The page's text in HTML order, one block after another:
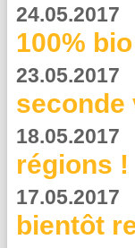
24.05.2017
100%
23.05.2017
seconde
18.05.2017
régions !
17.05.2017
bientôt